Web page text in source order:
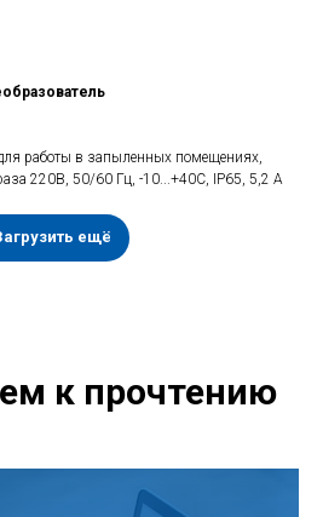
работы в запыленных помещениях,
220В, 50/60 Гц, -10...+40С, IP65, 5,2 А
ещё
к прочтению